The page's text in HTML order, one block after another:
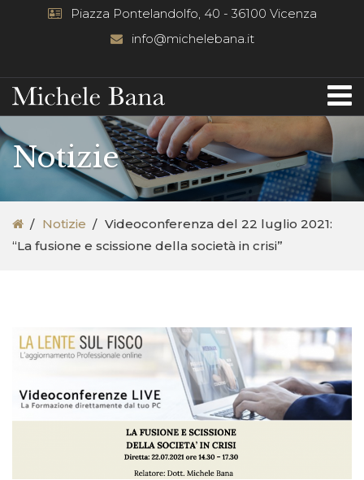
Piazza Pontelandolfo, 40 - 36100 Vicenza
info@michelebana.it
Notizie
Notizie
Videoconferenza del 22 luglio 2021:
“La fusione e scissione della società in crisi”